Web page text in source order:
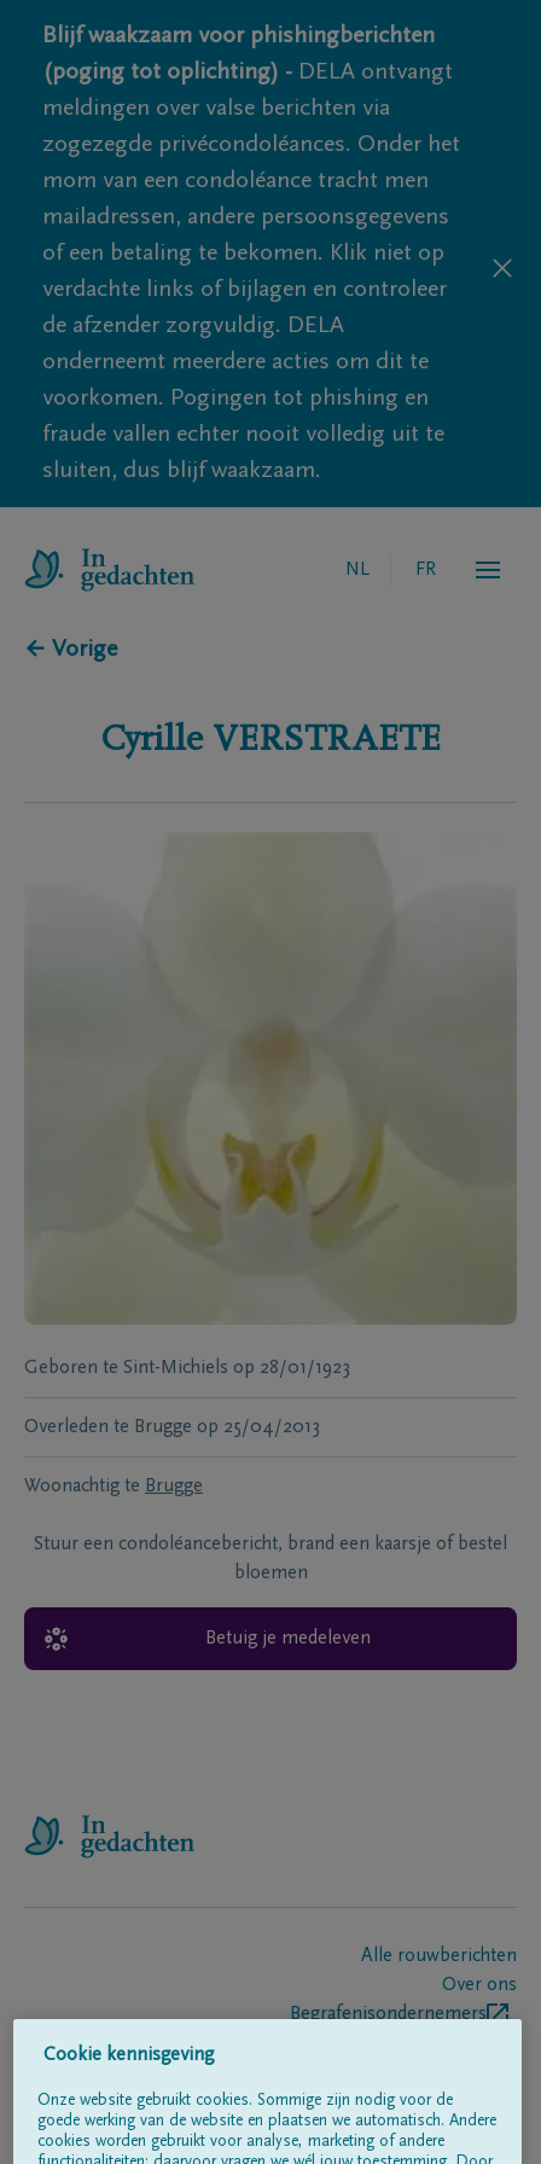
Blijf waakzaam voor phishingberichten
(poging tot oplichting) - DELA ontvangt
meldingen over valse berichten via
zogezegde privécondoléances. Onder het
mom van een condoléance tracht men
mailadressen, andere persoonsgegevens
of een betaling te bekomen. Klik niet op
verdachte links of bijlagen en controleer
de afzender zorgvuldig. DELA
onderneemt meerdere acties om dit te
voorkomen. Pogingen tot phishing en
fraude vallen echter nooit volledig uit te
sluiten, dus blijf waakzaam.
NL FR
← Vorige
Cyrille VERSTRAETE
Geboren te Sint-Michiels op 28/01/1923
Overleden te Brugge op 25/04/2013
Woonachtig te Brugge
Stuur een condoléancebericht, brand een kaarsje of bestel
bloemen
Betuig je medeleven
Alle rouwberichten
Over ons
Begrafenisondernemers
Volg ons op
Cookie kennisgeving
Onze website gebruikt cookies. Sommige zijn nodig voor de
goede werking van de website en plaatsen we automatisch. Andere
cookies worden gebruikt voor analyse, marketing of andere